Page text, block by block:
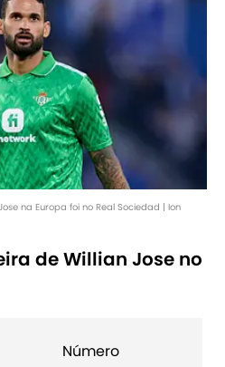
na Europa foi no Real Sociedad | Ion
de Willian Jose no
Número